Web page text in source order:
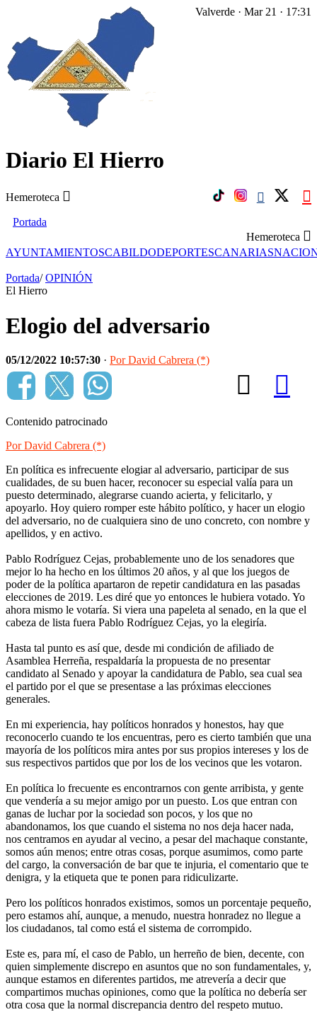
Diario El Hierro
Hemeroteca
Valverde · Mar 21 · 17:31
Portada
Hemeroteca
AYUNTAMIENTOSCABILDODEPORTESCANARIAS
Portada/ OPINIÓN
El Hierro
Elogio del adversario
05/12/2022 10:57:30 · Por David Cabrera (*)
Contenido patrocinado
Por David Cabrera (*)
En política es infrecuente elogiar al adversario, participar de sus
cualidades, de su buen hacer, reconocer su especial valía para un
puesto determinado, alegrarse cuando acierta, y felicitarlo, y
apoyarlo. Hoy quiero romper este hábito político, y hacer un elogio
del adversario, no de cualquiera sino de uno concreto, con nombre y
apellidos, y en activo.
Pablo Rodríguez Cejas, probablemente uno de los senadores que
mejor lo ha hecho en los últimos 20 años, y al que los juegos de
poder de la política apartaron de repetir candidatura en las pasadas
elecciones de 2019. Les diré que yo entonces le hubiera votado. Yo
ahora mismo le votaría. Si viera una papeleta al senado, en la que el
cabeza de lista fuera Pablo Rodríguez Cejas, yo la elegiría.
Hasta tal punto es así que, desde mi condición de afiliado de
Asamblea Herreña, respaldaría la propuesta de no presentar
candidato al Senado y apoyar la candidatura de Pablo, sea cual sea
el partido por el que se presentase a las próximas elecciones
generales.
En mi experiencia, hay políticos honrados y honestos, hay que
reconocerlo cuando te los encuentras, pero es cierto también que una
mayoría de los políticos mira antes por sus propios intereses y los de
sus respectivos partidos que por los de los vecinos que les votaron.
En política lo frecuente es encontrarnos con gente arribista, y gente
que vendería a su mejor amigo por un puesto. Los que entran con
ganas de luchar por la sociedad son pocos, y los que no
abandonamos, los que cuando el sistema no nos deja hacer nada,
nos centramos en ayudar al vecino, a pesar del machaque constante,
somos aún menos; entre otras cosas, porque asumimos, como parte
del cargo, la conversación de bar que te injuria, el comentario que te
denigra, y la etiqueta que te ponen para ridiculizarte.
Pero los políticos honrados existimos, somos un porcentaje pequeño,
pero estamos ahí, aunque, a menudo, nuestra honradez no llegue a
los ciudadanos, tal como está el sistema de corrompido.
Este es, para mí, el caso de Pablo, un herreño de bien, decente, con
quien simplemente discrepo en asuntos que no son fundamentales, y,
aunque estamos en diferentes partidos, me atrevería a decir que
compartimos muchas opiniones, como que la política no debería ser
otra cosa que la normal discrepancia dentro del respeto mutuo.